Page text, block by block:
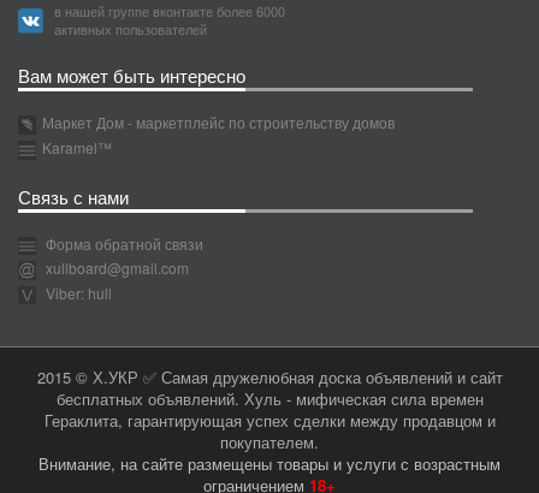
в нашей группе вконтакте более 6000
активных пользователей
Вам может быть интересно
Маркет Дом - маркетплейс по строительству домов
Karamel™
Связь с нами
Форма обратной связи
xullboard@gmail.com
Viber: hull
2015 © Х.УКР ✅ Самая дружелюбная доска объявлений и сайт
бесплатных объявлений. Хуль - мифическая сила времен
Гераклита, гарантирующая успех сделки между продавцом и
покупателем.
Внимание, на сайте размещены товары и услуги с возрастным
ограничением 18+